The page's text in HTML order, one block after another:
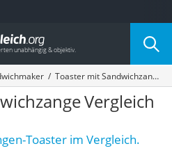
Kategorie
Toaster mit Sandwichzange Vergleich 2026
Vergleich
Toaster im Vergleich.